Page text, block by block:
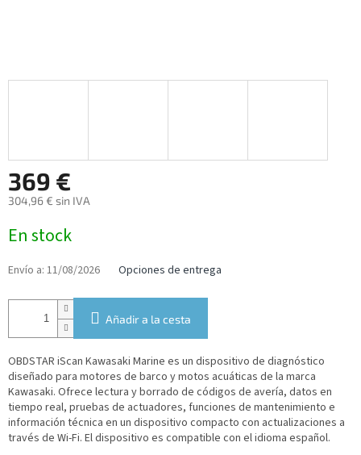
369 €
304,96 € sin IVA
de
medida:
En stock
Envío a: 11/08/2026 Opciones de entrega
Añadir a la cesta
OBDSTAR iScan Kawasaki Marine es un dispositivo de diagnóstico
diseñado para motores de barco y motos acuáticas de la marca
Kawasaki. Ofrece lectura y borrado de códigos de avería, datos en
tiempo real, pruebas de actuadores, funciones de mantenimiento e
información técnica en un dispositivo compacto con actualizaciones a
través de Wi-Fi. El dispositivo es compatible con el idioma español.